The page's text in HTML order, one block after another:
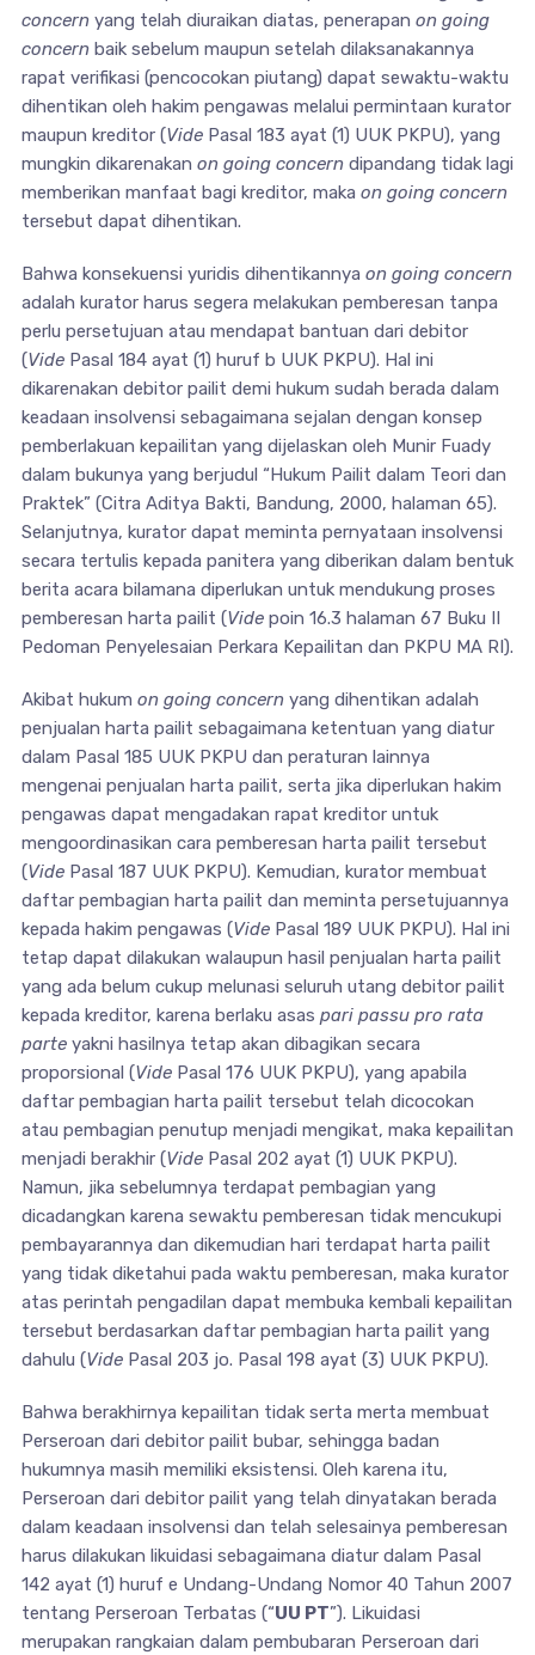
concern yang telah diuraikan diatas, penerapan on going
concern baik sebelum maupun setelah dilaksanakannya
rapat verifikasi (pencocokan piutang) dapat sewaktu-waktu
dihentikan oleh hakim pengawas melalui permintaan kurator
maupun kreditor (VidePasal 183 ayat (1) UUK PKPU), yang
mungkin dikarenakan on going concern dipandang tidak lagi
memberikan manfaat bagi kreditor, maka on going concern
tersebut dapat dihentikan.
Bahwa konsekuensi yuridis dihentikannya on going concern
adalah kurator harus segera melakukan pemberesan tanpa
perlu persetujuan atau mendapat bantuan dari debitor
(VidePasal 184 ayat (1) huruf b UUK PKPU). Hal ini
dikarenakan debitor pailit demi hukum sudah berada dalam
keadaan insolvensi sebagaimana sejalan dengan konsep
pemberlakuan kepailitan yang dijelaskan oleh Munir Fuady
dalam bukunya yang berjudul “Hukum Pailit dalam Teori dan
Praktek” (Citra Aditya Bakti, Bandung, 2000, halaman 65).
Selanjutnya, kurator dapat meminta pernyataan insolvensi
secara tertulis kepada panitera yang diberikan dalam bentuk
berita acara bilamana diperlukan untuk mendukung proses
pemberesan harta pailit (Videpoin 16.3 halaman 67 Buku II
Pedoman Penyelesaian Perkara Kepailitan dan PKPU MA RI).
Akibat hukum on going concernyang dihentikan adalah
penjualan harta pailit sebagaimana ketentuan yang diatur
dalam Pasal 185 UUK PKPU dan peraturan lainnya
mengenai penjualan harta pailit, serta jika diperlukan hakim
pengawas dapat mengadakan rapat kreditor untuk
mengoordinasikan cara pemberesan harta pailit tersebut
(VidePasal 187 UUK PKPU). Kemudian, kurator membuat
daftar pembagian harta pailit dan meminta persetujuannya
kepada hakim pengawas (VidePasal 189 UUK PKPU). Hal ini
tetap dapat dilakukan walaupun hasil penjualan harta pailit
yang ada belum cukup melunasi seluruh utang debitor pailit
kepada kreditor, karena berlaku asas pari passu pro rata
parteyakni hasilnya tetap akan dibagikan secara
proporsional (VidePasal 176 UUK PKPU), yang apabila
daftar pembagian harta pailit tersebut telah dicocokan
atau pembagian penutup menjadi mengikat, maka kepailitan
menjadi berakhir (VidePasal 202 ayat (1) UUK PKPU).
Namun, jika sebelumnya terdapat pembagian yang
dicadangkan karena sewaktu pemberesan tidak mencukupi
pembayarannya dan dikemudian hari terdapat harta pailit
yang tidak diketahui pada waktu pemberesan, maka kurator
atas perintah pengadilan dapat membuka kembali kepailitan
tersebut berdasarkan daftar pembagian harta pailit yang
dahulu (VidePasal 203 jo. Pasal 198 ayat (3) UUK PKPU).
Bahwa berakhirnya kepailitan tidak serta merta membuat
Perseroan dari debitor pailit bubar, sehingga badan
hukumnya masih memiliki eksistensi. Oleh karena itu,
Perseroan dari debitor pailit yang telah dinyatakan berada
dalam keadaan insolvensi dan telah selesainya pemberesan
harus dilakukan likuidasi sebagaimana diatur dalam Pasal
142 ayat (1) huruf e Undang-Undang Nomor 40 Tahun 2007
tentang Perseroan Terbatas (“UU PT”). Likuidasi
merupakan rangkaian dalam pembubaran Perseroan dari